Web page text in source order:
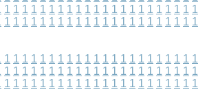
1 1 1 1 1 1 1 1 1 1 1 1 1 1 1 1 1 1 1 1 1 1
1 1 1 1 1 1 1 1 1 1 1 1 1 1 1 1 1 1 1 1 1 1
1 1 1 1 1 1 1 1 1 1 1 1 1 1 1 1 1 1 1 1 1 1
1 1 1 1 1 1 1 1 1 1 1 1 1 1 1 1 1 1 1 1 1 1
1 1 1 1 1 1 1 1 1 1 1 1 1 1 1 1 1 1 1 1 1 1